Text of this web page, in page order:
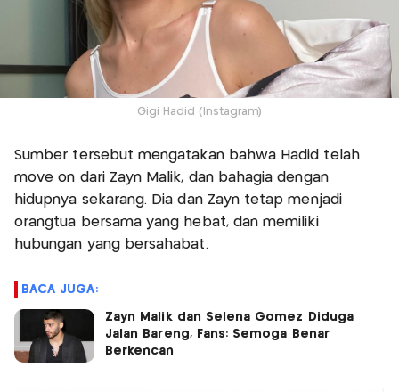
Gigi Hadid (Instagram)
Sumber tersebut mengatakan bahwa Hadid telah
move on dari Zayn Malik, dan bahagia dengan
hidupnya sekarang. Dia dan Zayn tetap menjadi
orangtua bersama yang hebat, dan memiliki
hubungan yang bersahabat.
BACA JUGA:
Zayn Malik dan Selena Gomez Diduga
Jalan Bareng, Fans: Semoga Benar
Berkencan